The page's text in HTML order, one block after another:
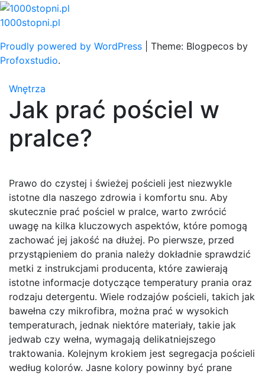
Skip
to
1000stopni.pl
Proudly powered by WordPress
Theme: Blogpecos by
Profoxstudio.
Wnętrza
Jak prać pościel w
pralce?
Prawo do czystej i świeżej pościeli jest niezwykle
istotne dla naszego zdrowia i komfortu snu. Aby
skutecznie prać pościel w pralce, warto zwrócić
uwagę na kilka kluczowych aspektów, które pomogą
zachować jej jakość na dłużej. Po pierwsze, przed
przystąpieniem do prania należy dokładnie sprawdzić
metki z instrukcjami producenta, które zawierają
istotne informacje dotyczące temperatury prania oraz
rodzaju detergentu. Wiele rodzajów pościeli, takich jak
bawełna czy mikrofibra, można prać w wysokich
temperaturach, jednak niektóre materiały, takie jak
jedwab czy wełna, wymagają delikatniejszego
traktowania. Kolejnym krokiem jest segregacja pościeli
według kolorów. Jasne kolory powinny być prane